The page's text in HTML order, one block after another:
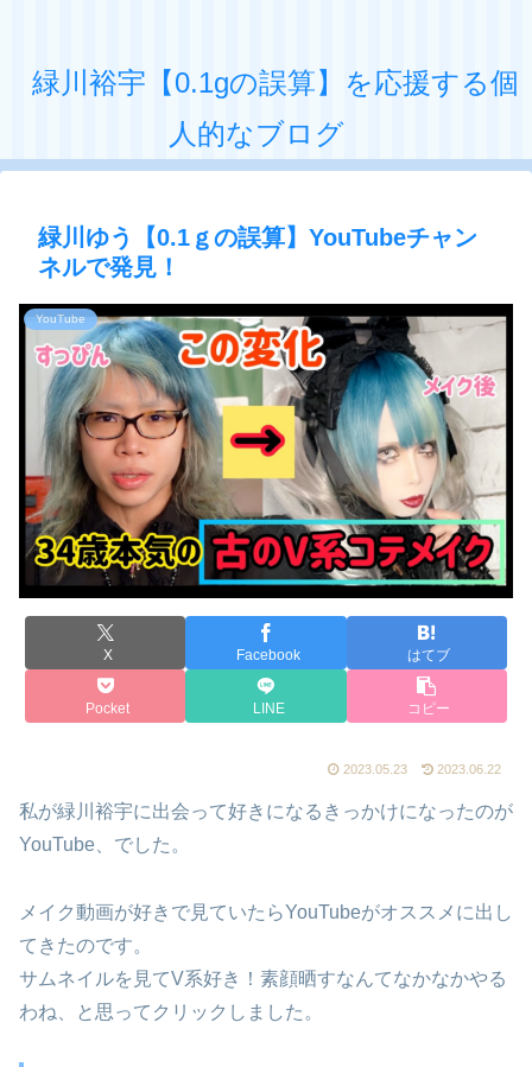
緑川裕宇【0.1gの誤算】を応援する個
人的なブログ
緑川ゆう【0.1ｇの誤算】YouTubeチャン
ネルで発見！
YouTube
X Facebook はてブ
Pocket LINE コピー
2023.05.23 2023.06.22
私が緑川裕宇に出会って好きになるきっかけになったのが
YouTube、でした。
メイク動画が好きで見ていたらYouTubeがオススメに出し
てきたのです。
サムネイルを見てV系好き！素顔晒すなんてなかなかやる
わね、と思ってクリックしました。